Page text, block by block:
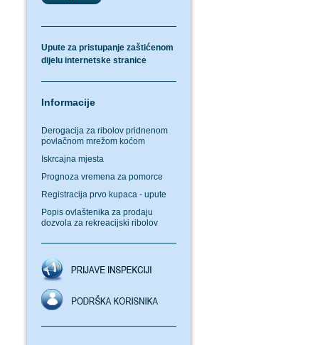
Upute za pristupanje zaštićenom
dijelu internetske stranice
Informacije
Derogacija za ribolov pridnenom
povlačnom mrežom koćom
Iskrcajna mjesta
Prognoza vremena za pomorce
Registracija prvo kupaca - upute
Popis ovlaštenika za prodaju
dozvola za rekreacijski ribolov